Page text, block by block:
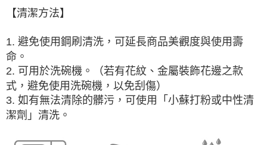
【清潔方法】
1. 避免使用鋼刷清洗，可延長商品美觀度與使用壽
命。
2. 可用於洗碗機。（若有花紋、金屬裝飾花邊之款
式，避免使用洗碗機，以免刮傷）
3. 如有無法清除的髒污，可使用「小蘇打粉或中性清
潔劑」清洗。